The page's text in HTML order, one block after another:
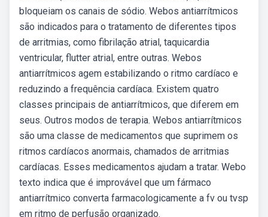
bloqueiam os canais de sódio. Webos antiarrítmicos
são indicados para o tratamento de diferentes tipos
de arritmias, como fibrilação atrial, taquicardia
ventricular, flutter atrial, entre outras. Webos
antiarrítmicos agem estabilizando o ritmo cardíaco e
reduzindo a frequência cardíaca. Existem quatro
classes principais de antiarrítmicos, que diferem em
seus. Outros modos de terapia. Webos antiarrítmicos
são uma classe de medicamentos que suprimem os
ritmos cardíacos anormais, chamados de arritmias
cardíacas. Esses medicamentos ajudam a tratar. Webo
texto indica que é improvável que um fármaco
antiarrítmico converta farmacologicamente a fv ou tvsp
em ritmo de perfusão organizado.